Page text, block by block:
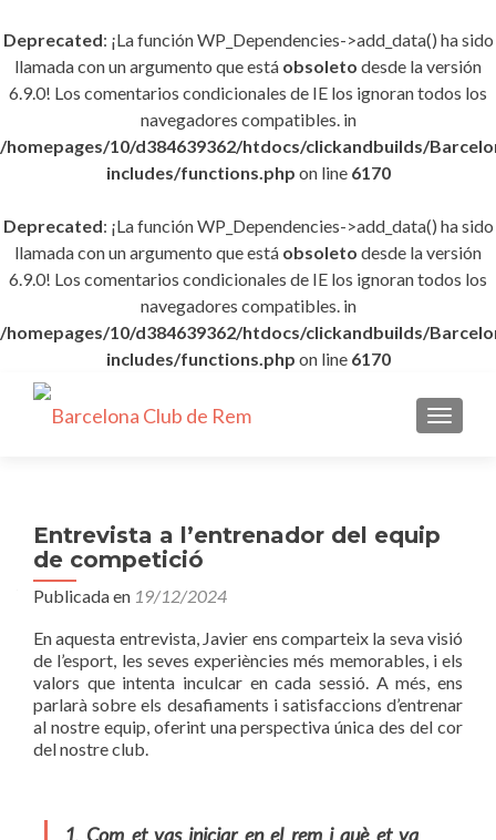
Deprecated: ¡La función WP_Dependencies->add_data() ha sido
llamada con un argumento que está obsoleto desde la versión
6.9.0! Los comentarios condicionales de IE los ignoran todos los
navegadores compatibles. in
/homepages/10/d384639362/htdocs/clickandbuilds/
includes/functions.php on line 6170
Deprecated: ¡La función WP_Dependencies->add_data() ha sido
llamada con un argumento que está obsoleto desde la versión
6.9.0! Los comentarios condicionales de IE los ignoran todos los
navegadores compatibles. in
/homepages/10/d384639362/htdocs/clickandbuilds/
includes/functions.php on line 6170
Entrevista a l’entrenador del equip
de competició
Publicada en 19/12/2024
En aquesta entrevista, Javier ens comparteix la seva visió
de l’esport, les seves experiències més memorables, i els
valors que intenta inculcar en cada sessió. A més, ens
parlarà sobre els desafiaments i satisfaccions d’entrenar
al nostre equip, oferint una perspectiva única des del cor
del nostre club.
1. Com et vas iniciar en el rem i què et va